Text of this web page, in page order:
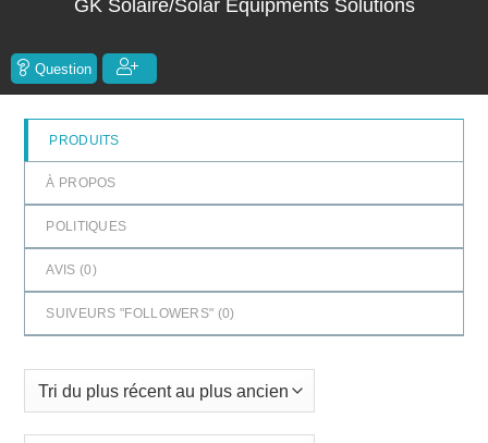
5
GK Solaire/Solar Equipments Solutions
Question
PRODUITS
À PROPOS
POLITIQUES
AVIS (0)
SUIVEURS "FOLLOWERS" (0)